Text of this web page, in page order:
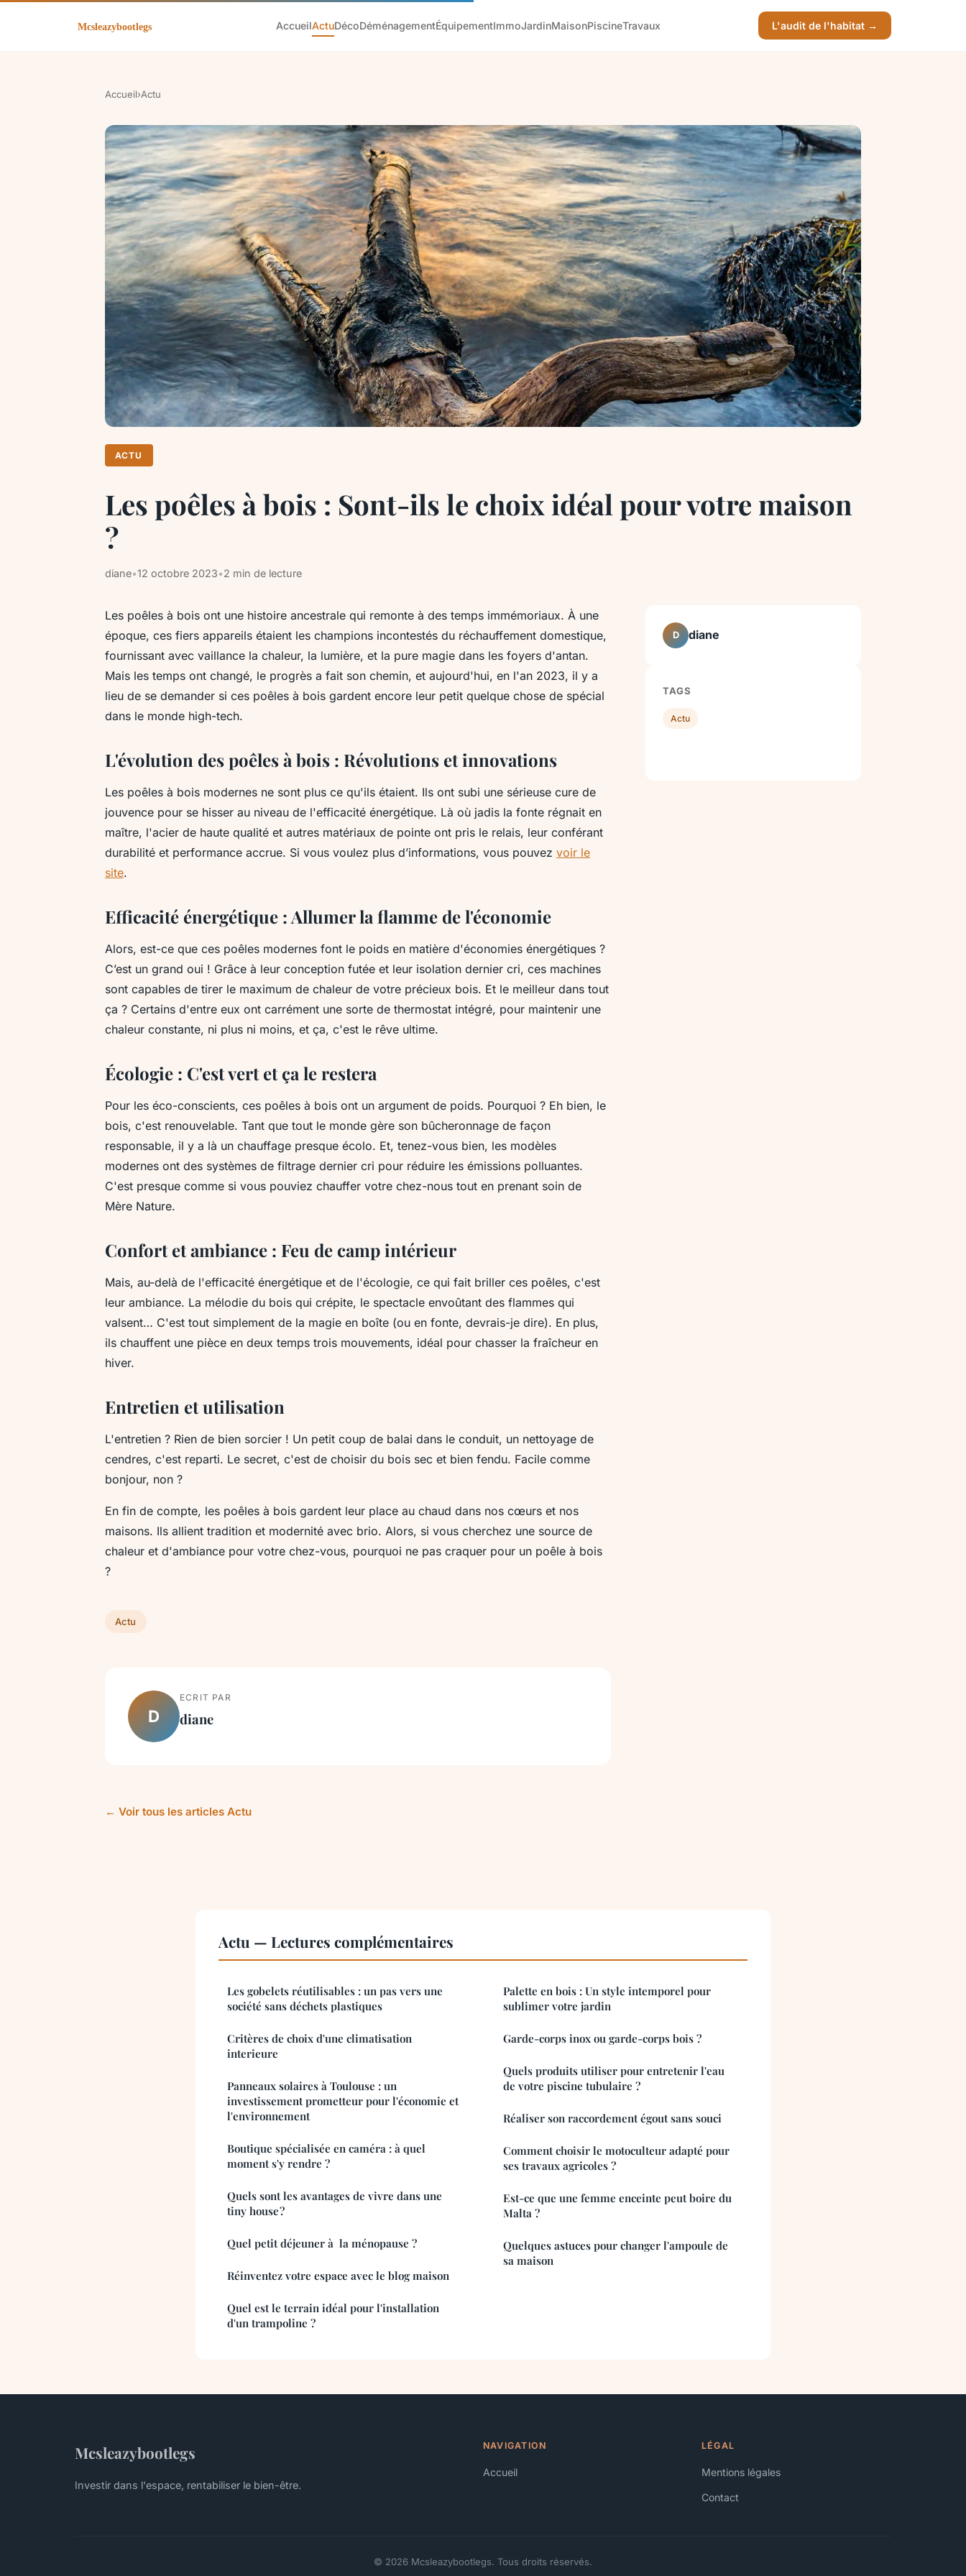
AccueilActuDécoDéménagementÉquipementImmoJardinMaisonPiscineTravaux L'audit de l'habitat →
Accueil›Actu
ACTU
Les poêles à bois : Sont-ils le choix idéal pour votre maison
?
diane•12 octobre 2023•2 min de lecture
Les poêles à bois ont une histoire ancestrale qui remonte à des temps immémoriaux. À une
époque, ces fiers appareils étaient les champions incontestés du réchauffement domestique,
fournissant avec vaillance la chaleur, la lumière, et la pure magie dans les foyers d'antan.
Mais les temps ont changé, le progrès a fait son chemin, et aujourd'hui, en l'an 2023, il y a
lieu de se demander si ces poêles à bois gardent encore leur petit quelque chose de spécial
dans le monde high-tech.
L'évolution des poêles à bois : Révolutions et innovations
Les poêles à bois modernes ne sont plus ce qu'ils étaient. Ils ont subi une sérieuse cure de
jouvence pour se hisser au niveau de l'efficacité énergétique. Là où jadis la fonte régnait en
maître, l'acier de haute qualité et autres matériaux de pointe ont pris le relais, leur conférant
durabilité et performance accrue. Si vous voulez plus d’informations, vous pouvez voir le
site.
Efficacité énergétique : Allumer la flamme de l'économie
Alors, est-ce que ces poêles modernes font le poids en matière d'économies énergétiques ?
C’est un grand oui ! Grâce à leur conception futée et leur isolation dernier cri, ces machines
sont capables de tirer le maximum de chaleur de votre précieux bois. Et le meilleur dans tout
ça ? Certains d'entre eux ont carrément une sorte de thermostat intégré, pour maintenir une
chaleur constante, ni plus ni moins, et ça, c'est le rêve ultime.
Écologie : C'est vert et ça le restera
Pour les éco-conscients, ces poêles à bois ont un argument de poids. Pourquoi ? Eh bien, le
bois, c'est renouvelable. Tant que tout le monde gère son bûcheronnage de façon
responsable, il y a là un chauffage presque écolo. Et, tenez-vous bien, les modèles
modernes ont des systèmes de filtrage dernier cri pour réduire les émissions polluantes.
C'est presque comme si vous pouviez chauffer votre chez-nous tout en prenant soin de
Mère Nature.
Confort et ambiance : Feu de camp intérieur
Mais, au-delà de l'efficacité énergétique et de l'écologie, ce qui fait briller ces poêles, c'est
leur ambiance. La mélodie du bois qui crépite, le spectacle envoûtant des flammes qui
valsent… C'est tout simplement de la magie en boîte (ou en fonte, devrais-je dire). En plus,
ils chauffent une pièce en deux temps trois mouvements, idéal pour chasser la fraîcheur en
hiver.
Entretien et utilisation
L'entretien ? Rien de bien sorcier ! Un petit coup de balai dans le conduit, un nettoyage de
cendres, c'est reparti. Le secret, c'est de choisir du bois sec et bien fendu. Facile comme
bonjour, non ?
En fin de compte, les poêles à bois gardent leur place au chaud dans nos cœurs et nos
maisons. Ils allient tradition et modernité avec brio. Alors, si vous cherchez une source de
chaleur et d'ambiance pour votre chez-vous, pourquoi ne pas craquer pour un poêle à bois
?
Actu
D
ECRIT PAR
diane
← Voir tous les articles Actu
D diane
TAGS
Actu
Actu — Lectures complémentaires
Les gobelets réutilisables : un pas vers une
société sans déchets plastiques
Critères de choix d'une climatisation
interieure
Panneaux solaires à Toulouse : un
investissement prometteur pour l'économie et
l'environnement
Boutique spécialisée en caméra : à quel
moment s'y rendre ?
Quels sont les avantages de vivre dans une
tiny house ?
Quel petit déjeuner à la ménopause ?
Réinventez votre espace avec le blog maison
Quel est le terrain idéal pour l'installation
d'un trampoline ?
Palette en bois : Un style intemporel pour
sublimer votre jardin
Garde-corps inox ou garde-corps bois ?
Quels produits utiliser pour entretenir l'eau
de votre piscine tubulaire ?
Réaliser son raccordement égout sans souci
Comment choisir le motoculteur adapté pour
ses travaux agricoles ?
Est-ce que une femme enceinte peut boire du
Malta ?
Quelques astuces pour changer l'ampoule de
sa maison
Mcsleazybootlegs
Investir dans l'espace, rentabiliser le bien-être.
NAVIGATION
Accueil
LÉGAL
Mentions légales
Contact
© 2026 Mcsleazybootlegs. Tous droits réservés.